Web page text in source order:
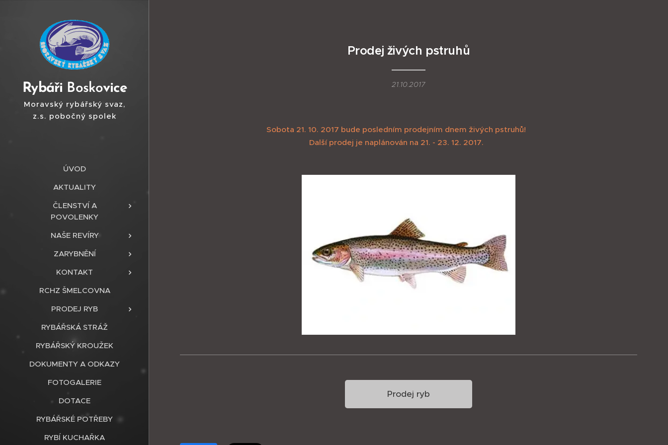
Rybáři Boskovice
Moravský rybářský svaz,
z.s. pobočný spolek
ÚVOD
AKTUALITY
ČLENSTVÍ A
POVOLENKY
NAŠE REVÍRY
ZARYBNĚNÍ
KONTAKT
RCHZ ŠMELCOVNA
PRODEJ RYB
RYBÁŘSKÁ STRÁŽ
RYBÁŘSKÝ KROUŽEK
DOKUMENTY A ODKAZY
FOTOGALERIE
DOTACE
RYBÁŘSKÉ POTŘEBY
RYBÍ KUCHAŘKA
Prodej živých pstruhů
21.10.2017
Sobota 21. 10. 2017 bude posledním prodejním dnem živých pstruhů!
Další prodej je naplánován na 21. - 23. 12. 2017.
Prodej ryb